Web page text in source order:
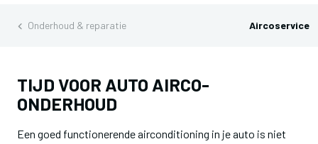
Onderhoud & reparatie Aircoservice
TIJD VOOR AUTO AIRCO-
ONDERHOUD
Een goed functionerende airconditioning in je auto is niet